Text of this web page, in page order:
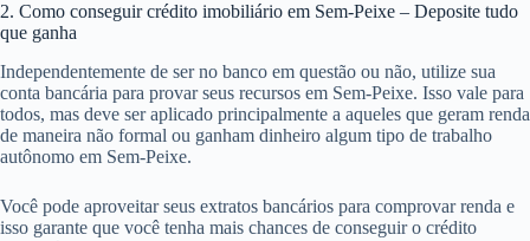
2. Como conseguir crédito imobiliário em Sem-Peixe – Deposite tudo
que ganha
Independentemente de ser no banco em questão ou não, utilize sua
conta bancária para provar seus recursos em Sem-Peixe. Isso vale para
todos, mas deve ser aplicado principalmente a aqueles que geram renda
de maneira não formal ou ganham dinheiro algum tipo de trabalho
autônomo em Sem-Peixe.
Você pode aproveitar seus extratos bancários para comprovar renda e
isso garante que você tenha mais chances de conseguir o crédito